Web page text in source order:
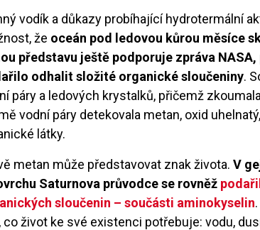
vodík a důkazy probíhající hydrotermální
že oceán pod ledovou kůrou měsíce
představu ještě podporuje zpráva
odhalit složité organické sloučeniny.
páry a ledových krystalků, přičemž
vodní páry detekovala metan, oxid
látky.
metan může představovat znak života.V
Saturnova průvodce se rovněž
sloučenin – součásti aminokyselin
co život ke své existenci potřebuje: vodu,